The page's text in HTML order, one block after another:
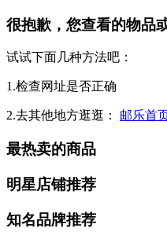
很抱歉，您查看的物品
试试下面几种方法吧：
1.检查网址是否正确
2.去其他地方逛逛： 邮乐首
最热卖的商品
明星店铺推荐
知名品牌推荐